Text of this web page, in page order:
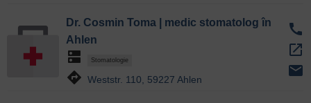
Dr. Cosmin Toma | medic stomatolog în
Ahlen
dns Stomatologie
directions Weststr. 110, 59227 Ahlen
call
open_in_new
email